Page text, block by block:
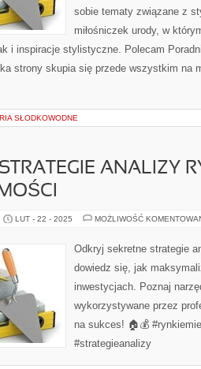
sobie tematy związane z
miłośniczek urody, w
i inspiracje stylistyczne. Polecam
strony skupia się przede wszystkim na
SŁODKOWODNE
ANALIZY
LUT - 22 - 2025 MOŻLIWOŚĆ
Odkryj sekretne strategie
dowiedz się, jak
inwestycjach. Poznaj
wykorzystywane przez
na sukces! 🏠💰
#strategieanalizy